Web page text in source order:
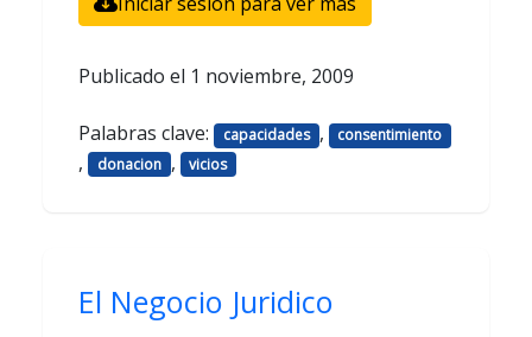
Publicado el 1 noviembre, 2009
Palabras clave: capacidades , consentimiento
, donacion , vicios
El Negocio Juridico